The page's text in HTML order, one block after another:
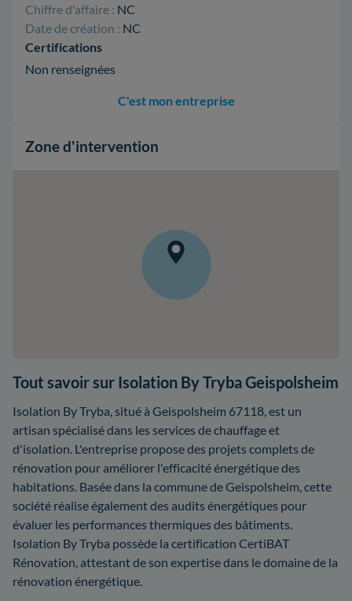
Chiffre d'affaire : NC
Date de création : NC
Certifications
Non renseignées
C'est mon entreprise
Zone d'intervention
Tout savoir sur Isolation By Tryba Geispolsheim
Isolation By Tryba, situé à Geispolsheim 67118, est un
artisan spécialisé dans les services de chauffage et
d'isolation. L'entreprise propose des projets complets de
rénovation pour améliorer l'efficacité énergétique des
habitations. Basée dans la commune de Geispolsheim, cette
société réalise également des audits énergétiques pour
évaluer les performances thermiques des bâtiments.
Isolation By Tryba possède la certification CertiBAT
Rénovation, attestant de son expertise dans le domaine de la
rénovation énergétique.